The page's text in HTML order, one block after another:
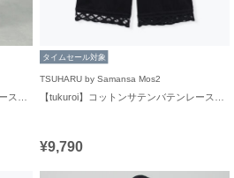
タイムセール対象
TSUHARU by Samansa Mos2
¥9,790